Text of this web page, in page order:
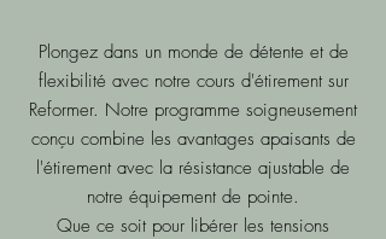
Plongez dans un monde de détente et de
flexibilité avec notre cours d'étirement sur
Reformer. Notre programme soigneusement
conçu combine les avantages apaisants de
l'étirement avec la résistance ajustable de
notre équipement de pointe.
Que ce soit pour libérer les tensions